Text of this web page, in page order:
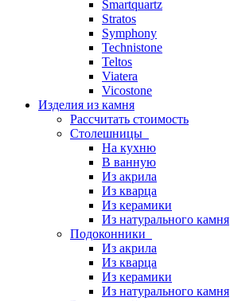
Smartquartz
Stratos
Symphony
Technistone
Teltos
Viatera
Vicostone
Изделия из камня
Рассчитать стоимость
Столешницы
На кухню
В ванную
Из акрила
Из кварца
Из керамики
Из натурального камня
Подоконники
Из акрила
Из кварца
Из керамики
Из натурального камня